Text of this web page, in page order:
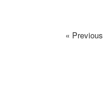
« Previous